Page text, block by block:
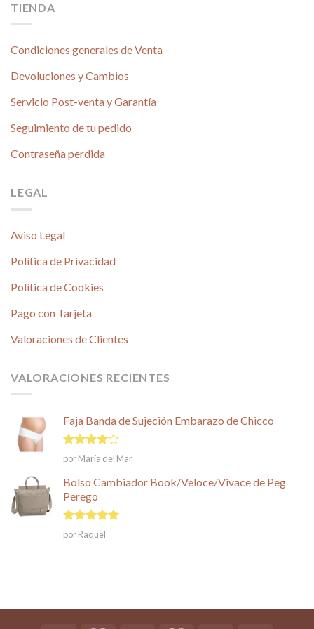
TIENDA
Condiciones generales de Venta
Devoluciones y Cambios
Servicio Post-venta y Garantía
Seguimiento de tu pedido
Contraseña perdida
LEGAL
Aviso Legal
Política de Privacidad
Política de Cookies
Pago con Tarjeta
Valoraciones de Clientes
VALORACIONES RECIENTES
Faja Banda de Sujeción Embarazo de Chicco
Valorado
en
5
por María del Mar
Bolso Cambiador Book/Veloce/Vivace de Peg
Perego
Valorado en
5
de 5
por Raquel